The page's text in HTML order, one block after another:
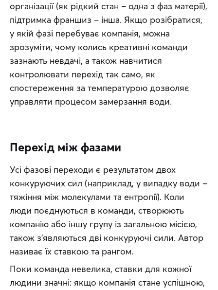
організації (як рідкий стан – одна з фаз матерії),
підтримка франшиз – інша. Якщо розібратися,
у якій фазі перебуває компанія, можна
зрозуміти, чому колись креативні команди
зазнають невдачі, а також навчитися
контролювати перехід так само, як
спостереження за температурою дозволяє
управляти процесом замерзання води.
Перехід між фазами
Усі фазові переходи є результатом двох
конкуруючих сил (наприклад, у випадку води –
тяжіння між молекулами та ентропії). Коли
люди поєднуються в команди, створюють
компанію або іншу групу із загальною місією,
також з’являються дві конкуруючі сили. Автор
називає їх ставкою та рангом.
Поки команда невелика, ставки для кожної
людини значні: якщо компанія стане успішною,